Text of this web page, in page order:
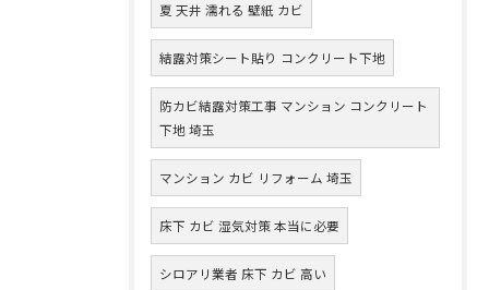
夏 天井 濡れる 壁紙 カビ
結露対策シート貼り コンクリート下地
防カビ結露対策工事 マンション コンクリート
下地 埼玉
マンション カビ リフォーム 埼玉
床下 カビ 湿気対策 本当に必要
シロアリ業者 床下 カビ 高い